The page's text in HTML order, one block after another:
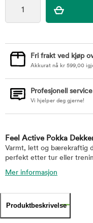
Fri frakt ved kjøp
Akkurat nå kr 599,00
Profesjonell service
Vi hjelper deg gjerne!
Feel Active Pokka
Varmt, lett og bærekraftig
perfekt etter tur eller
Mer informasjon
Produktbeskrivelse